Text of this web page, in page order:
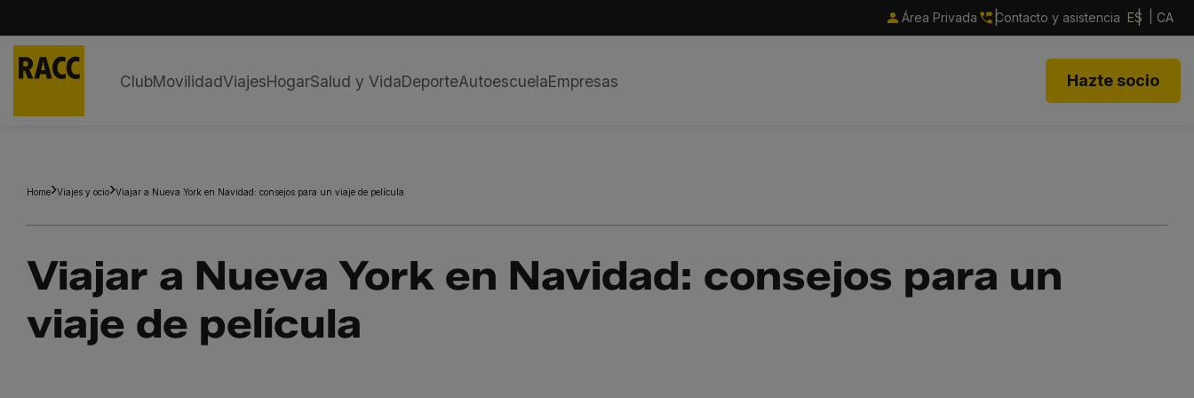
Área Privada Contacto y asistencia ES CA
ClubMovilidadViajesHogarSalud y VidaDeporteAutoescuelaEmpresas Hazte socio
contenido
Home Viajes y ocio Viajar a Nueva York en Navidad: consejos para un viaje de película
Viajar a Nueva York en Navidad: consejos para un
viaje de película